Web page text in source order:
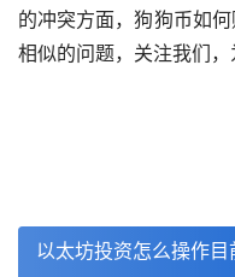
的冲突方面，狗狗币如
相似的问题，关注我们，
以太坊投资怎么操作